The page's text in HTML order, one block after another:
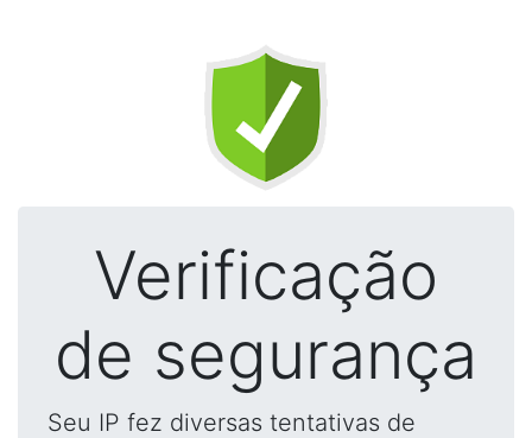
Verificação
de segurança
Seu IP fez diversas tentativas de